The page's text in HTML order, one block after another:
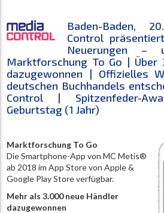
Baden-Baden,
Control
Neuerungen
Marktforschung To Go | Über
dazugewonnen | Offizielles
deutschen Buchhandels
Control | Spitzenfeder-
Geburtstag (1 Jahr)
Marktforschung To Go
Die Smartphone-App von MC Metis®
ab 2018 im App Store von Apple &
Google Play Store verfügbar.
Mehr als 3.000 neue Händler
dazugewonnen